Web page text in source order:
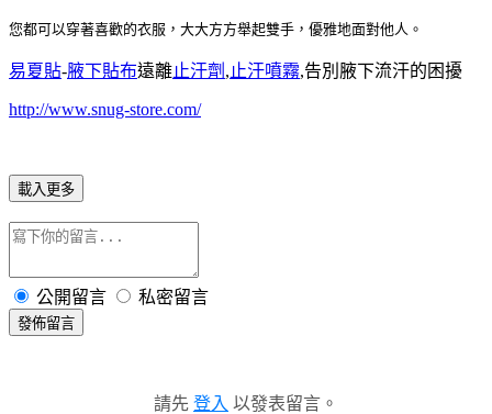
您都可以穿著喜歡的衣服，大大方方舉起雙手，優雅地面對他人。
易夏貼-腋下貼布遠離止汗劑 , 止汗噴霧,告別腋下流汗的困擾
http://www.snug-store.com/
載入更多
公開留言 私密留言
發佈留言
請先 登入 以發表留言。